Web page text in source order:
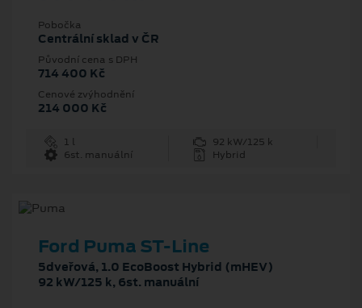
Pobočka
Centrální sklad v ČR
Původní cena s DPH
714 400 Kč
Cenové zvýhodnění
214 000 Kč
1 l
92 kW/125 k
6st. manuální
Hybrid
Ford Puma ST-Line
5dveřová, 1.0 EcoBoost Hybrid (mHEV)
92 kW/125 k, 6st. manuální